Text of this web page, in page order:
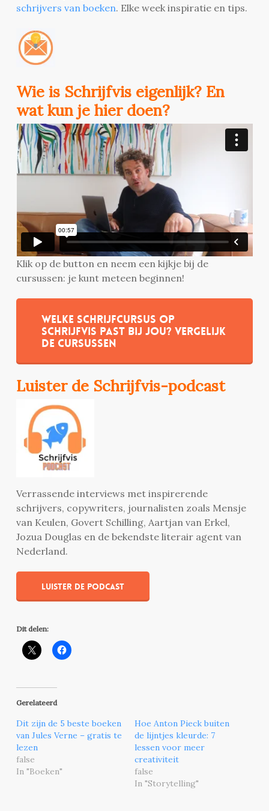
schrijvers van boeken. Elke week inspiratie en tips.
Wie is Schrijfvis eigenlijk? En
wat kun je hier doen?
Klik op de button en neem een kijkje bij de
cursussen: je kunt meteen beginnen!
Welke schrijfcursus op
Schrijfvis past bij jou? Vergelijk
de cursussen
Luister de Schrijfvis-podcast
Verrassende interviews met inspirerende
schrijvers, copywriters, journalisten zoals Mensje
van Keulen, Govert Schilling, Aartjan van Erkel,
Jozua Douglas en de bekendste literair agent van
Nederland.
Luister de podcast
Dit delen:
Gerelateerd
Dit zijn de 5 beste boeken
van Jules Verne – gratis te
lezen
false
In "Boeken"
Hoe Anton Pieck buiten
de lijntjes kleurde: 7
lessen voor meer
creativiteit
false
In "Storytelling"